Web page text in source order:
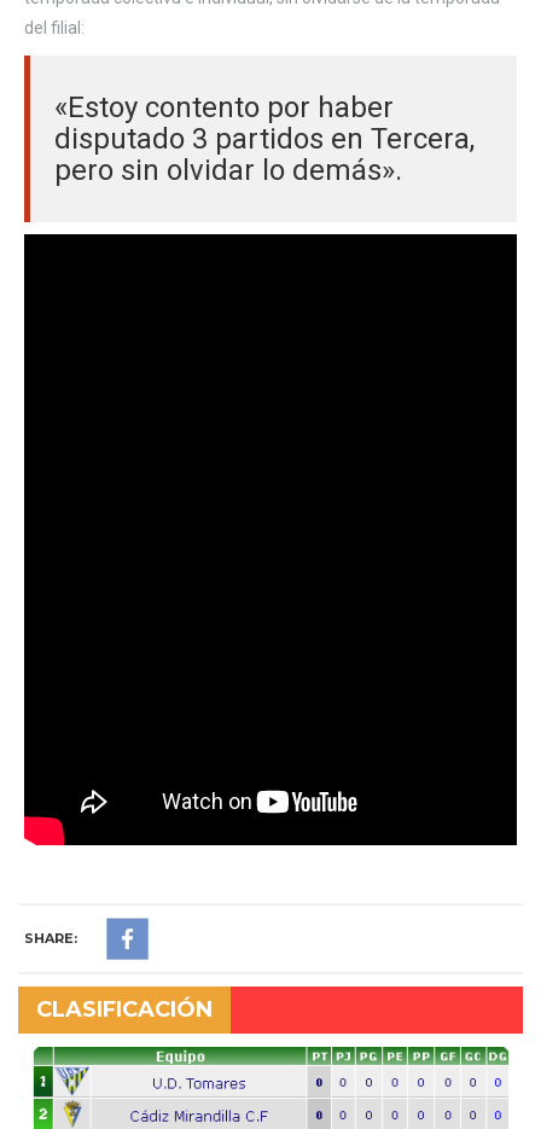
del filial:
«Estoy contento por haber
disputado 3 partidos en Tercera,
pero sin olvidar lo demás».
SHARE:
CLASIFICACIÓN